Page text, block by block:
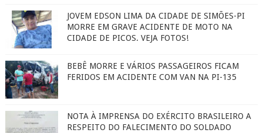
JOVEM EDSON LIMA DA CIDADE DE SIMÕES-PI
MORRE EM GRAVE ACIDENTE DE MOTO NA
CIDADE DE PICOS. VEJA FOTOS!
BEBÊ MORRE E VÁRIOS PASSAGEIROS FICAM
FERIDOS EM ACIDENTE COM VAN NA PI-135
NOTA À IMPRENSA DO EXÉRCITO BRASILEIRO A
RESPEITO DO FALECIMENTO DO SOLDADO